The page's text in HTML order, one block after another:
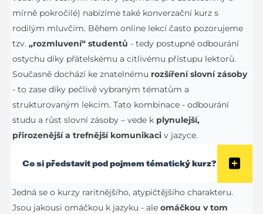
mírně pokročilé) nabízíme také konverzační kurz s
rodilým mluvčím. Během online lekcí často pozorujeme
tzv.„rozmluvení“ studentů - tedy postupné odbourání
ostychu díky přátelskému a citlivému přístupu lektorů.
Současně dochází ke znatelnému rozšíření slovní zásoby
- to zase díky pečlivě vybraným tématům a
strukturovaným lekcím. Tato kombinace - odbourání
studu a růst slovní zásoby – vede k plynulejší,
přirozenější a trefnější komunikaci v jazyce.
Co si představit pod pojmem tématický kurz?
Jedná se o kurzy raritnějšího, atypičtějšího charakteru.
Jsou jakousi omáčkou k jazyku - aleomáčkou v tom